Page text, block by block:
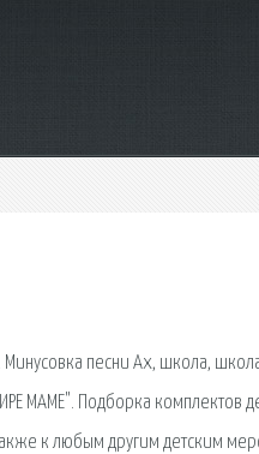
Минусовка песни Ах, школа,
МАМЕ". Подборка комплектов
к любым другим детским